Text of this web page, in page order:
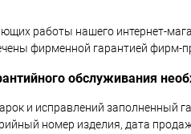
работы нашего интернет-
фирменной гарантией фирм-
обслуживания
и исправлений заполненный
номер изделия, дата